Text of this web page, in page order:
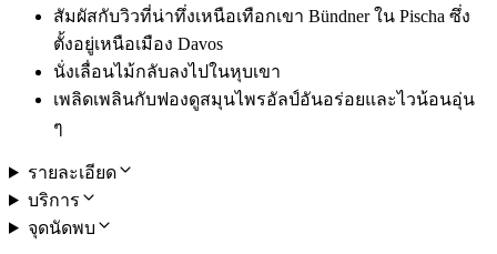
สัมผัสกับวิวที่น่าทึ่งเหนือเทือกเขา Bündner ใน Pischa ซึ่ง
ตั้งอยู่เหนือเมือง Davos
นั่งเลื่อนไม้กลับลงไปในหุบเขา
เพลิดเพลินกับฟองดูสมุนไพรอัลป์อันอร่อยและไวน้อนอุ่น
ๆ
รายละเอียด
บริการ
จุดนัดพบ